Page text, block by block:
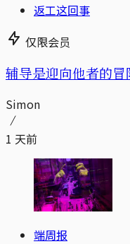
返工这回事
仅限会员
辅导是迎向他者的
Simon
1 天前
端周报